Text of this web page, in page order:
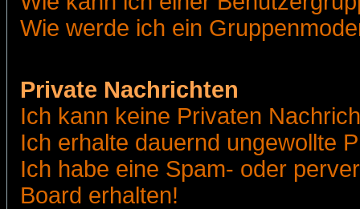
Wie werde ich ein
Private Nachrichten
Ich kann keine Privaten
Ich erhalte dauernd ungewollte
Ich habe eine Spam- oder
Board erhalten!